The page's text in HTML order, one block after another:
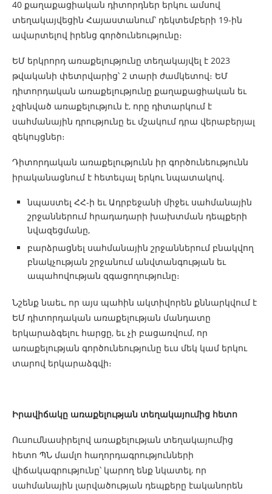
40 քաղաքացիական դիտորդներ երկու ամսով
տեղակայվեցին Հայաստանում՝ դեկտեմբերի 19-ին
ավարտելով իրենց գործունեությունը։
ԵՄ երկրորդ առաքելությունը տեղակայվել է 2023
թվականի փետրվարից՝ 2 տարի ժամկետով։ ԵՄ
դիտորդական առաքելությունը քաղաքացիական եւ
չզինված առաքելություն է, որը դիտարկում է
սահմանային դրությունը եւ մշակում դրա վերաբերյալ
զեկույցներ։
Դիտորդական առաքելությունն իր գործունեությունն
իրականացնում է հետեւյալ երկու նպատակով.
նպաստել ՀՀ-ի եւ Ադրբեջանի միջեւ սահմանային
շրջաններում հրադադարի խախտման դեպքերի
նվազեցմանը,
բարձրացնել սահմանային շրջաններում բնակվող
բնակչության շրջանում անվտանգության եւ
ապահովության զգացողությունը։
Նշենք նաեւ, որ այս պահին ակտիվորեն քննարկվում է
ԵՄ դիտորդական առաքելության մանդատը
երկարաձգելու հարցը, եւ չի բացառվում, որ
առաքելության գործունեությունը եւս մեկ կամ երկու
տարով երկարաձգվի։
Իրավիճակը առաքելության տեղակայումից հետո
Ուսումնասիրելով առաքելության տեղակայումից
հետո ՊՆ մամլո հաղորդագրությունների
վիճակագրությունը՝ կարող ենք նկատել, որ
սահմանային լարվածության դեպքերը էականորեն